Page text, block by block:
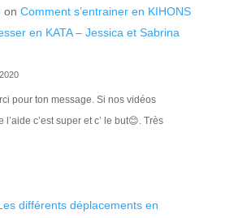
onComment s’entrainer en KIHONS
en KATA – Jessica et Sabrina
pour ton message. Si nos vidéos
l’aide c’est super et c’ le but😊. Très
différents déplacements en